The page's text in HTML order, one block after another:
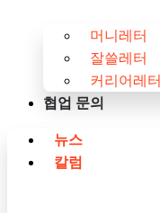
머니레터
잘쓸레터
커리어레터
협업 문의
뉴스
칼럼